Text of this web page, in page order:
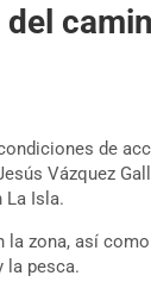
de
Vázquez
La Isla.
zona, así
la pesca.